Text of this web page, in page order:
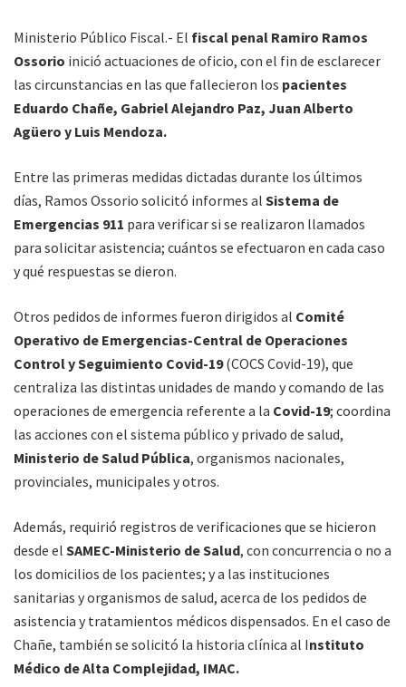
Ministerio Público Fiscal.- El fiscal penal Ramiro Ramos
Ossorio inició actuaciones de oficio, con el fin de esclarecer
las circunstancias en las que fallecieron los pacientes
Eduardo Chañe, Gabriel Alejandro Paz, Juan Alberto
Agüero y Luis Mendoza.
Entre las primeras medidas dictadas durante los últimos
días, Ramos Ossorio solicitó informes al Sistema de
Emergencias 911 para verificar si se realizaron llamados
para solicitar asistencia; cuántos se efectuaron en cada caso
y qué respuestas se dieron.
Otros pedidos de informes fueron dirigidos al Comité
Operativo de Emergencias-Central de Operaciones
Control y Seguimiento Covid-19(COCS Covid-19), que
centraliza las distintas unidades de mando y comando de las
operaciones de emergencia referente a la Covid-19; coordina
las acciones con el sistema público y privado de salud,
Ministerio de Salud Pública, organismos nacionales,
provinciales, municipales y otros.
Además, requirió registros de verificaciones que se hicieron
desde el SAMEC-Ministerio de Salud, con concurrencia o no a
los domicilios de los pacientes; y a las instituciones
sanitarias y organismos de salud, acerca de los pedidos de
asistencia y tratamientos médicos dispensados. En el caso de
Chañe, también se solicitó la historia clínica al Instituto
Médico de Alta Complejidad, IMAC.